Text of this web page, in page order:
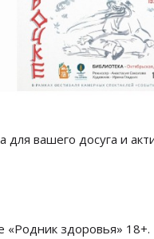
для вашего досуга и
«Родник здоровья» 18+.